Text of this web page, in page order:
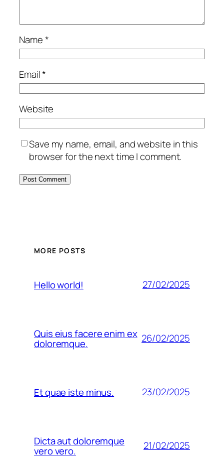
Name*
Email*
Website
Save my name, email, and website in this
browser for the next time I comment.
MORE POSTS
Hello world! 27/02/2025
Quis eius facere enim ex
doloremque. 26/02/2025
Et quae iste minus. 23/02/2025
Dicta aut doloremque
vero vero. 21/02/2025